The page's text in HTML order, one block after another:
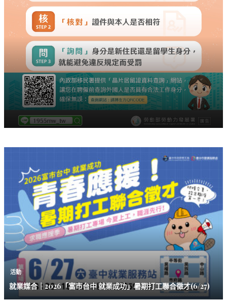
活動
就業媒合｜2026「富市台中 就業成功」暑期打工聯合徵才(6/27)